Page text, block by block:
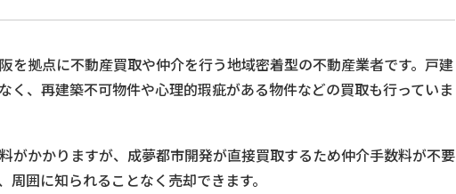
を拠点に不動産買取や仲介を行う地域密着型の不動産業者です。戸建
く、再建築不可物件や心理的瑕疵がある物件などの買取も行っていま
がかかりますが、成夢都市開発が直接買取するため仲介手数料が不要
周囲に知られることなく売却できます。